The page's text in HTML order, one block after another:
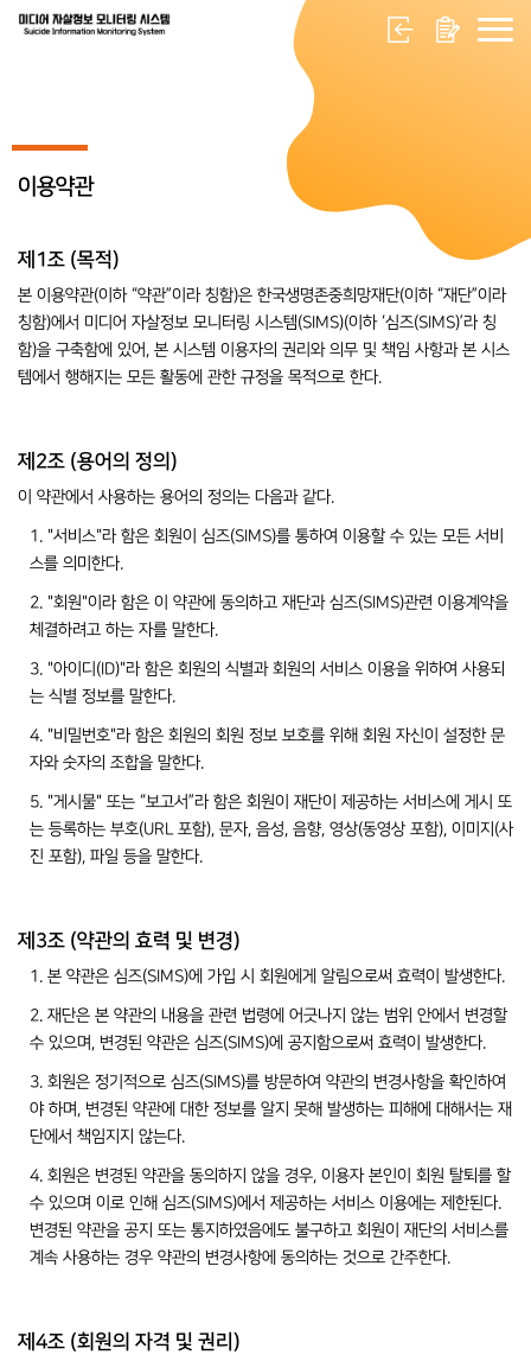
이용약관
제1조 (목적)
본 이용약관(이하 “약관”이라 칭함)은 한국생명존중희망재단(이하 “재단”이라
칭함)에서 미디어 자살정보 모니터링 시스템(SIMS)(이하 ‘심즈(SIMS)’라 칭
함)을 구축함에 있어, 본 시스템 이용자의 권리와 의무 및 책임 사항과 본 시스
템에서 행해지는 모든 활동에 관한 규정을 목적으로 한다.
제2조 (용어의 정의)
이 약관에서 사용하는 용어의 정의는 다음과 같다.
1. "서비스"라 함은 회원이 심즈(SIMS)를 통하여 이용할 수 있는 모든 서비
스를 의미한다.
2. "회원"이라 함은 이 약관에 동의하고 재단과 심즈(SIMS)관련 이용계약을
체결하려고 하는 자를 말한다.
3. "아이디(ID)"라 함은 회원의 식별과 회원의 서비스 이용을 위하여 사용되
는 식별 정보를 말한다.
4. "비밀번호"라 함은 회원의 회원 정보 보호를 위해 회원 자신이 설정한 문
자와 숫자의 조합을 말한다.
5. "게시물" 또는 “보고서”라 함은 회원이 재단이 제공하는 서비스에 게시 또
는 등록하는 부호(URL 포함), 문자, 음성, 음향, 영상(동영상 포함), 이미지(사
진 포함), 파일 등을 말한다.
제3조 (약관의 효력 및 변경)
1. 본 약관은 심즈(SIMS)에 가입 시 회원에게 알림으로써 효력이 발생한다.
2. 재단은 본 약관의 내용을 관련 법령에 어긋나지 않는 범위 안에서 변경할
수 있으며, 변경된 약관은 심즈(SIMS)에 공지함으로써 효력이 발생한다.
3. 회원은 정기적으로 심즈(SIMS)를 방문하여 약관의 변경사항을 확인하여
야 하며, 변경된 약관에 대한 정보를 알지 못해 발생하는 피해에 대해서는 재
단에서 책임지지 않는다.
4. 회원은 변경된 약관을 동의하지 않을 경우, 이용자 본인이 회원 탈퇴를 할
수 있으며 이로 인해 심즈(SIMS)에서 제공하는 서비스 이용에는 제한된다.
변경된 약관을 공지 또는 통지하였음에도 불구하고 회원이 재단의 서비스를
계속 사용하는 경우 약관의 변경사항에 동의하는 것으로 간주한다.
제4조 (회원의 자격 및 권리)